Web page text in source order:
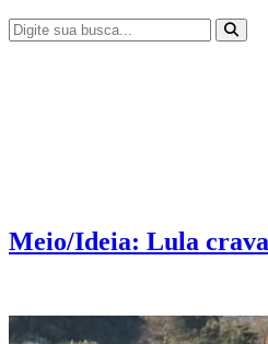
Meio/Ideia: Lula